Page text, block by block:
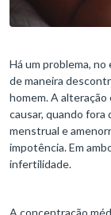
Há um problema,
de maneira
homem. A
causar, quando
menstrual e
impotência. Em
infertilidade.